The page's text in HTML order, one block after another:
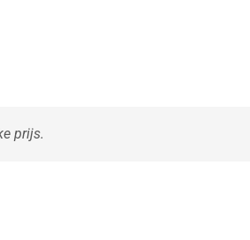
prijs.